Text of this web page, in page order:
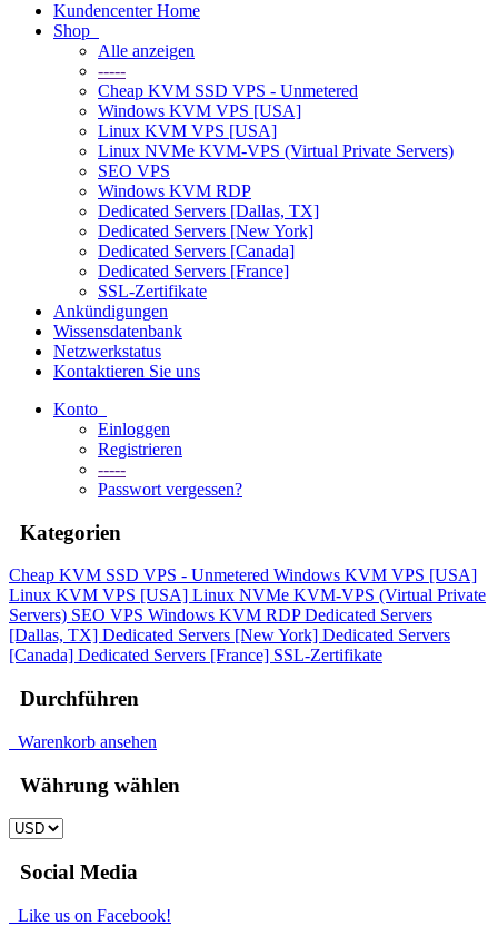
Kundencenter Home
Shop
Alle anzeigen
-----
Cheap KVM SSD VPS - Unmetered
Windows KVM VPS [USA]
Linux KVM VPS [USA]
Linux NVMe KVM-VPS (Virtual Private Servers)
SEO VPS
Windows KVM RDP
Dedicated Servers [Dallas, TX]
Dedicated Servers [New York]
Dedicated Servers [Canada]
Dedicated Servers [France]
SSL-Zertifikate
Ankündigungen
Wissensdatenbank
Netzwerkstatus
Kontaktieren Sie uns
Konto
Einloggen
Registrieren
-----
Passwort vergessen?
Kategorien
Cheap KVM SSD VPS - Unmetered Windows KVM VPS [USA]
Linux KVM VPS [USA] Linux NVMe KVM-VPS (Virtual Private
Servers) SEO VPS Windows KVM RDPDedicated Servers
[Dallas, TX] Dedicated Servers [New York] Dedicated Servers
[Canada] Dedicated Servers [France] SSL-Zertifikate
Durchführen
Warenkorb ansehen
Währung wählen
Social Media
Like us on Facebook!